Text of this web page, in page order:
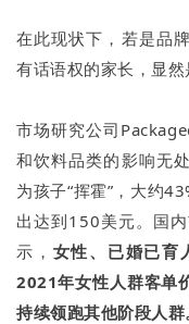
在此现状下，若是品
有话语权的家长，显然
市场研究公司
和饮料品类的影响无
为孩子“挥霍”，大约
出达到150美元。国
示， 女性、已婚已育
2021年女性人群客单
持续领跑其他阶段人群